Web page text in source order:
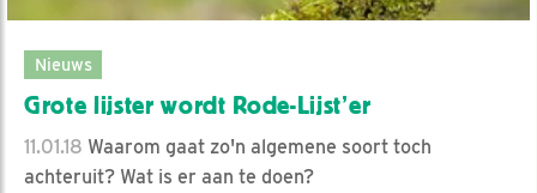
Nieuws
Grote lijster wordt Rode-Lijst’er
11.01.18 Waarom gaat zo'n algemene soort toch
achteruit? Wat is er aan te doen?